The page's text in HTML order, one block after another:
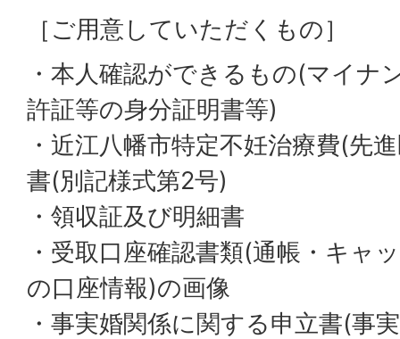
［ご用意していただくもの］
・本人確認ができるもの(マイナ
許証等の身分証明書等)
・近江八幡市特定不妊治療費(先
書(別記様式第2号)
・領収証及び明細書
・受取口座確認書類(通帳・キャ
の口座情報)の画像
・事実婚関係に関する申立書(事